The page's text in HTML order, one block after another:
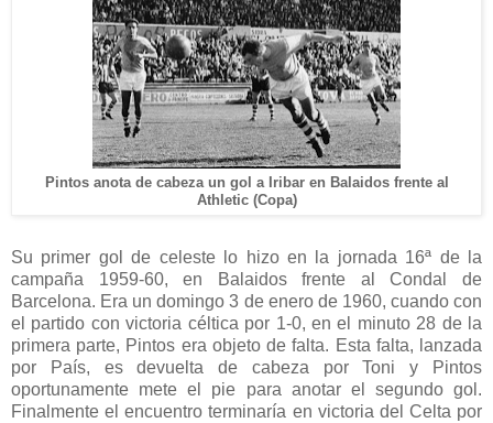
Pintos anota de cabeza un gol a Iribar en Balaidos frente al
Athletic (Copa)
Su primer gol de celeste lo hizo en la jornada 16ª de la
campaña 1959-60, en Balaidos frente al Condal de
Barcelona. Era un domingo 3 de enero de 1960, cuando con
el partido con victoria céltica por 1-0, en el minuto 28 de la
primera parte, Pintos era objeto de falta. Esta falta, lanzada
por País, es devuelta de cabeza por Toni y Pintos
oportunamente mete el pie para anotar el segundo gol.
Finalmente el encuentro terminaría en victoria del Celta por